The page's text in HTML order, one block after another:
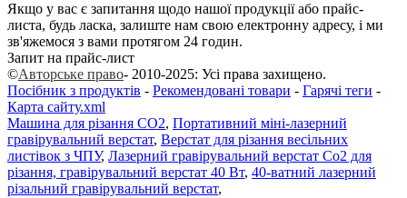
Якщо у вас є запитання щодо нашої продукції або прайс-
листа, будь ласка, залиште нам свою електронну адресу, і ми
зв'яжемося з вами протягом 24 годин.
Запит на прайс-лист
©Авторське право- 2010-2025: Усі права захищено.
Посібник з продуктів - Рекомендовані товари - Гарячі теги -
Карта сайту.xml
Машина для різання CO2, Портативний міні-лазерний
гравірувальний верстат, Верстат для різання весільних
листівок з ЧПУ, Лазерний гравірувальний верстат Co2 для
різання, гравірувальний верстат 40 Вт, 40-ватний лазерний
різальний гравірувальний верстат,